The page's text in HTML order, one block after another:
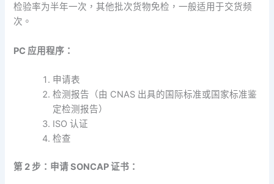
检验率为半年一次，其他批次货物免检，一般适用于交货频
次。
PC 应用程序：
申请表
检测报告（由 CNAS 出具的国际标准或国家标准鉴
定检测报告）
ISO 认证
检查
第 2 步：申请 SONCAP 证书：